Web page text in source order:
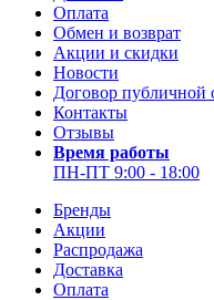
Оплата
Обмен и возврат
Акции и скидки
Новости
Договор публичной
Контакты
Отзывы
Время работы
ПН-ПТ 9:00 - 18:00
Бренды
Акции
Распродажа
Доставка
Оплата